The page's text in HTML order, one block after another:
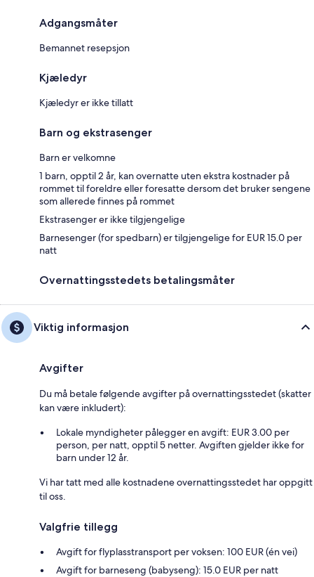
Adgangsmåter
Bemannet resepsjon
Kjæledyr
Kjæledyr er ikke tillatt
Barn og ekstrasenger
Barn er velkomne
1 barn, opptil 2 år, kan overnatte uten ekstra kostnader på
rommet til foreldre eller foresatte dersom det bruker sengene
som allerede finnes på rommet
Ekstrasenger er ikke tilgjengelige
Barnesenger (for spedbarn) er tilgjengelige for EUR 15.0 per
natt
Overnattingsstedets betalingsmåter
Viktig informasjon
Avgifter
Du må betale følgende avgifter på overnattingsstedet (skatter
kan være inkludert):
Lokale myndigheter pålegger en avgift: EUR 3.00 per
person, per natt, opptil 5 netter. Avgiften gjelder ikke for
barn under 12 år.
Vi har tatt med alle kostnadene overnattingsstedet har oppgitt
til oss.
Valgfrie tillegg
Avgift for flyplasstransport per voksen: 100 EUR (én vei)
Avgift for barneseng (babyseng): 15.0 EUR per natt